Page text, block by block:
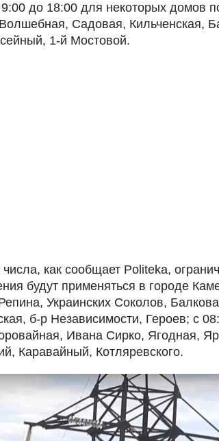
9:00 до 18:00 для некоторых домов
Садовая, Кильченская,
1-й Мостовой.
как сообщает Politeka,
будут применяться в городе
Украинских Соколов,
б-р Независимости, Героев; с
Ивана Сирко, Ягодная,
Каравайный, Котляревского.